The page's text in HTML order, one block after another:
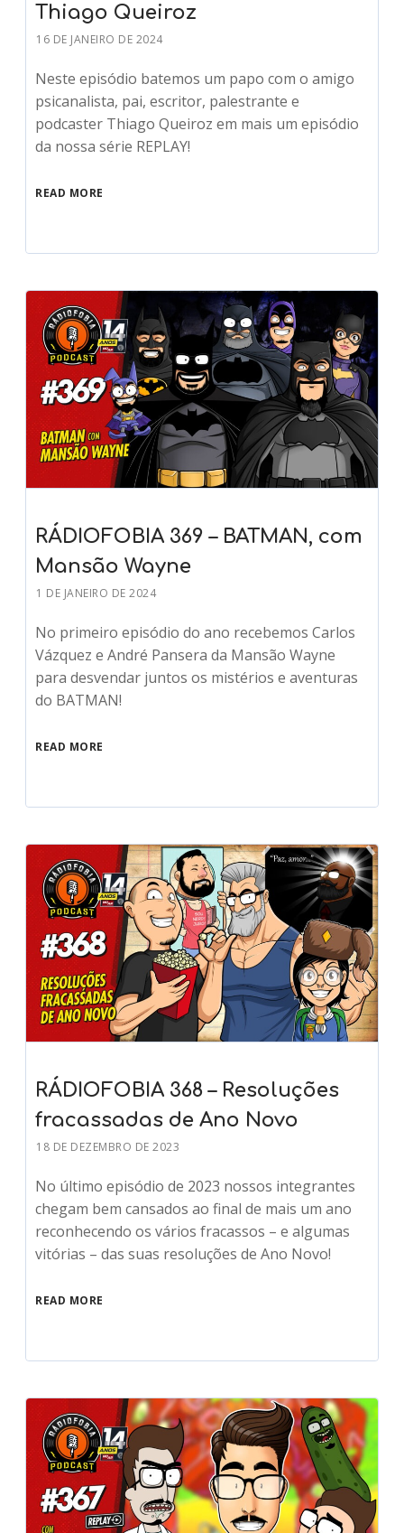
Thiago Queiroz
16 DE JANEIRO DE 2024
Neste episódio batemos um papo com o amigo
psicanalista, pai, escritor, palestrante e
podcaster Thiago Queiroz em mais um episódio
da nossa série REPLAY!
READ MORE
RÁDIOFOBIA 369 – BATMAN, com
Mansão Wayne
1 DE JANEIRO DE 2024
No primeiro episódio do ano recebemos Carlos
Vázquez e André Pansera da Mansão Wayne
para desvendar juntos os mistérios e aventuras
do BATMAN!
READ MORE
RÁDIOFOBIA 368 – Resoluções
fracassadas de Ano Novo
18 DE DEZEMBRO DE 2023
No último episódio de 2023 nossos integrantes
chegam bem cansados ao final de mais um ano
reconhecendo os vários fracassos – e algumas
vitórias – das suas resoluções de Ano Novo!
READ MORE